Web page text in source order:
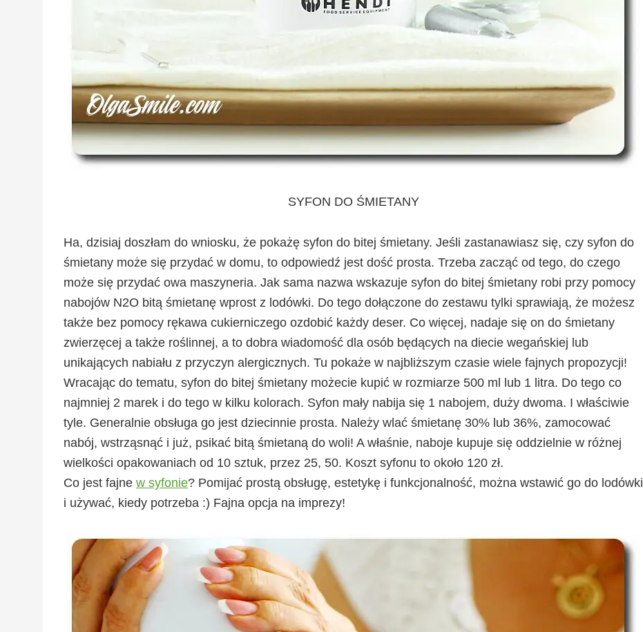
SYFON DO ŚMIETANY
Ha, dzisiaj doszłam do wniosku, że pokażę syfon do bitej śmietany. Jeśli zastanawiasz się, czy syfon do
śmietany może się przydać w domu, to odpowiedź jest dość prosta. Trzeba zacząć od tego, do czego
może się przydać owa maszyneria. Jak sama nazwa wskazuje syfon do bitej śmietany robi przy pomocy
nabojów N2O bitą śmietanę wprost z lodówki. Do tego dołączone do zestawu tylki sprawiają, że możesz
także bez pomocy rękawa cukierniczego ozdobić każdy deser. Co więcej, nadaje się on do śmietany
zwierzęcej a także roślinnej, a to dobra wiadomość dla osób będących na diecie wegańskiej lub
unikających nabiału z przyczyn alergicznych. Tu pokaże w najbliższym czasie wiele fajnych propozycji!
Wracając do tematu, syfon do bitej śmietany możecie kupić w rozmiarze 500 ml lub 1 litra. Do tego co
najmniej 2 marek i do tego w kilku kolorach. Syfon mały nabija się 1 nabojem, duży dwoma. I właściwie
tyle. Generalnie obsługa go jest dziecinnie prosta. Należy wlać śmietanę 30% lub 36%, zamocować
nabój, wstrząsnąć i już, psikać bitą śmietaną do woli! A właśnie, naboje kupuje się oddzielnie w różnej
wielkości opakowaniach od 10 sztuk, przez 25, 50. Koszt syfonu to około 120 zł.
Co jest fajne w syfonie? Pomijać prostą obsługę, estetykę i funkcjonalność, można wstawić go do lodówki
i używać, kiedy potrzeba :) Fajna opcja na imprezy!